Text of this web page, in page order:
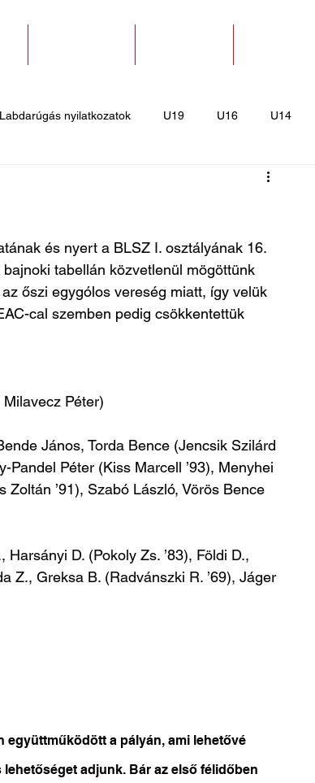
Labdarúgás nyilatkozatok U19 U16 U14
Kajak-Kenu
és nyert a BLSZ I. osztályának 16.
tabellán közvetlenül mögöttünk
őszi egygólos vereség miatt, így velük
cal szemben pedig csökkentettük
Péter)
János, Torda Bence (Jencsik Szilárd
Pandel Péter (Kiss Marcell ’93), Menyhei
’91), Szabó László, Vörös Bence
Harsányi D. (Pokoly Zs. ’83), Földi D.,
Z., Greksa B. (Radvánszki R. ’69), Jáger
együttműködött a pályán, ami lehetővé
adjunk. Bár az első félidőben